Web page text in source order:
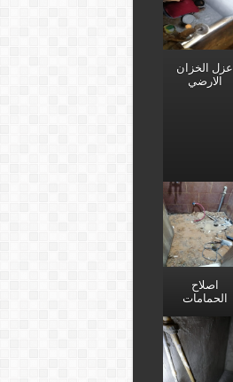
عزل الخزان
الارضي
اصلاح
الحمامات